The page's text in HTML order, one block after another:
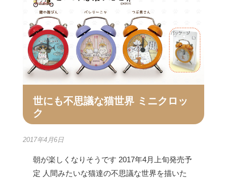
世にも不思議な猫世界 ミニクロッ
ク
2017年4月6日
朝が楽しくなりそうです 2017年4月上旬発売予
定 人間みたいな猫達の不思議な世界を描いた